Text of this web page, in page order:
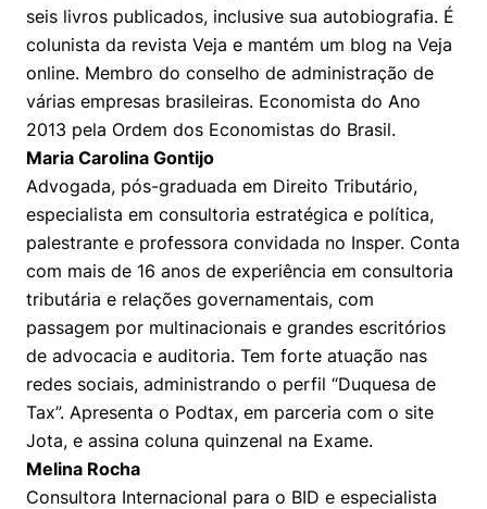
seis livros publicados, inclusive sua autobiografia. É
colunista da revista Veja e mantém um blog na Veja
online. Membro do conselho de administração de
várias empresas brasileiras. Economista do Ano
2013 pela Ordem dos Economistas do Brasil.
Maria Carolina Gontijo
Advogada, pós-graduada em Direito Tributário,
especialista em consultoria estratégica e política,
palestrante e professora convidada no Insper. Conta
com mais de 16 anos de experiência em consultoria
tributária e relações governamentais, com
passagem por multinacionais e grandes escritórios
de advocacia e auditoria. Tem forte atuação nas
redes sociais, administrando o perfil “Duquesa de
Tax”. Apresenta o Podtax, em parceria com o site
Jota, e assina coluna quinzenal na Exame.
Melina Rocha
Consultora Internacional para o BID e especialista